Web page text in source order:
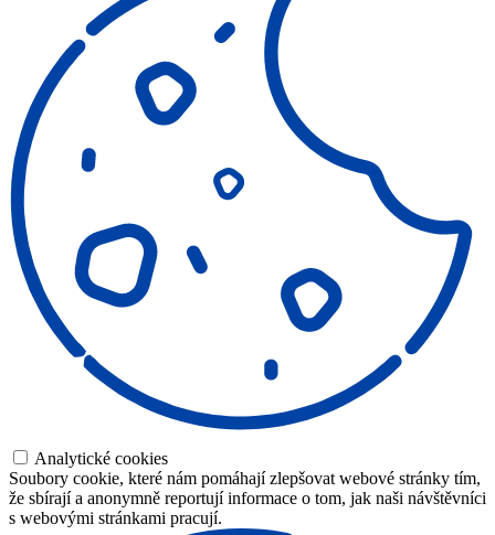
Analytické cookies
Soubory cookie, které nám pomáhají zlepšovat webové stránky tím,
že sbírají a anonymně reportují informace o tom, jak naši návštěvníci
s webovými stránkami pracují.